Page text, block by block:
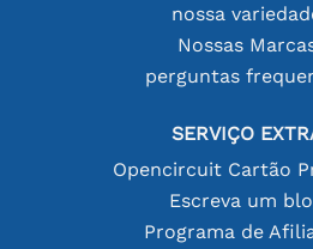
nossa
Nossas
perguntas
SERVIÇO
Opencircuit Cartão
Escreva um
Programa de